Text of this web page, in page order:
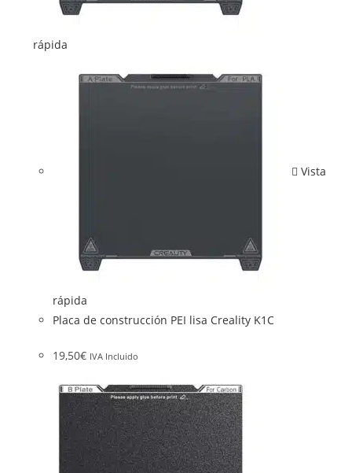
rápida
Vista
rápida
Placa de construcción PEI lisa Creality K1C
19,50€ IVA Incluido